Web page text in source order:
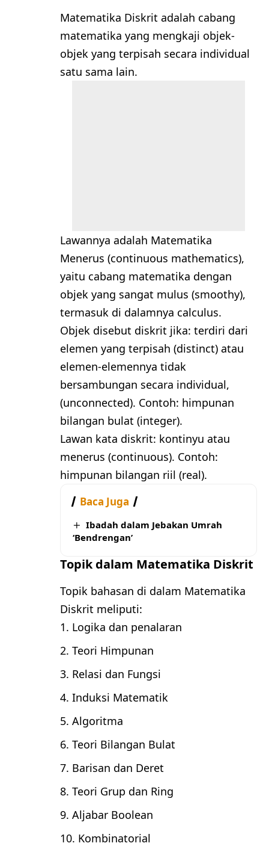
Matematika Diskrit adalah cabang
matematika yang mengkaji objek-
objek yang terpisah secara individual
satu sama lain.
Lawannya adalah Matematika
Menerus (continuous mathematics),
yaitu cabang matematika dengan
objek yang sangat mulus (smoothy),
termasuk di dalamnya calculus.
Objek disebut diskrit jika: terdiri dari
elemen yang terpisah (distinct) atau
elemen-elemennya tidak
bersambungan secara individual,
(unconnected). Contoh: himpunan
bilangan bulat (integer).
Lawan kata diskrit: kontinyu atau
menerus (continuous). Contoh:
himpunan bilangan riil (real).
Baca Juga
Ibadah dalam Jebakan Umrah
‘Bendrengan’
Topik dalam Matematika Diskrit
Topik bahasan di dalam Matematika
Diskrit meliputi:
Logika dan penalaran
Teori Himpunan
Relasi dan Fungsi
Induksi Matematik
Algoritma
Teori Bilangan Bulat
Barisan dan Deret
Teori Grup dan Ring
Aljabar Boolean
Kombinatorial